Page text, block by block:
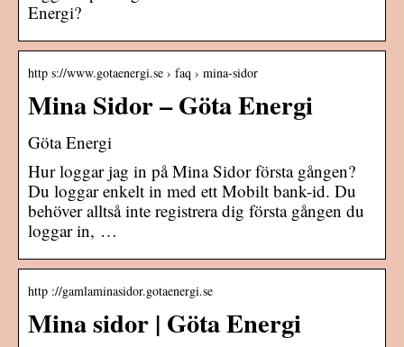
Energi?
http s://www.gotaenergi.se › faq › mina-sidor
Mina Sidor – Göta Energi
Göta Energi
Hur loggar jag in på Mina Sidor första gången?
Du loggar enkelt in med ett Mobilt bank-id. Du
behöver alltså inte registrera dig första gången du
loggar in, …
http ://gamlaminasidor.gotaenergi.se
Mina sidor | Göta Energi